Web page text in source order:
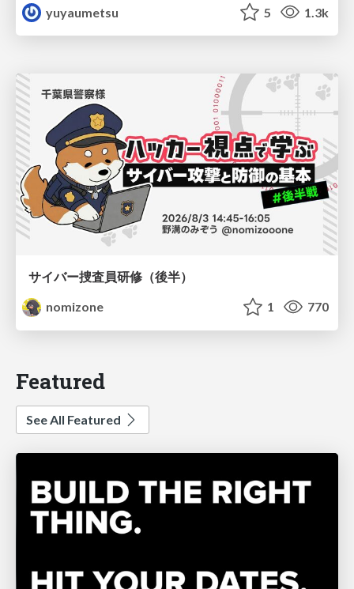
yuyaumetsu
5 1.3k
サイバー捜査員研修（後半）
nomizone
1 770
Featured
See All Featured